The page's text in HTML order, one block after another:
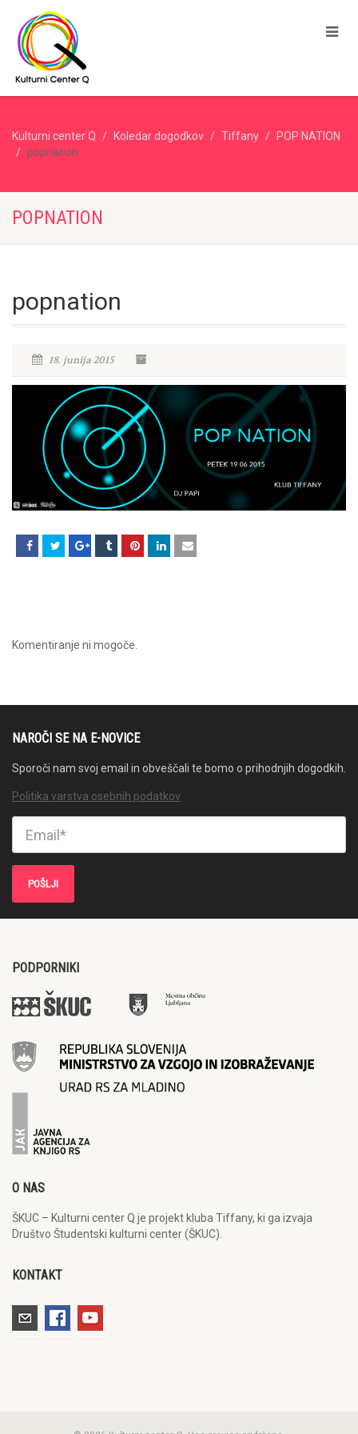
Kulturni center Q Koledar dogodkov Tiffany
POP NATION
popnation
POPNATION
popnation
18. junija 2015
Komentiranje ni mogoče.
NAROČI SE NA E-NOVICE
Sporoči nam svoj email in obveščali te bomo o prihodnjih dogodkih.
Politika varstva osebnih podatkov
PODPORNIKI
O NAS
ŠKUC – Kulturni center Q je projekt kluba Tiffany, ki ga izvaja
Društvo Študentski kulturni center (ŠKUC).
KONTAKT